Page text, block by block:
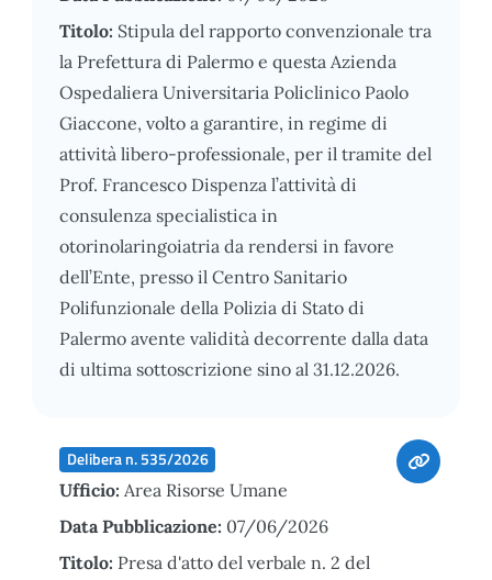
Titolo: Stipula del rapporto convenzionale tra
la Prefettura di Palermo e questa Azienda
Ospedaliera Universitaria Policlinico Paolo
Giaccone, volto a garantire, in regime di
attività libero-professionale, per il tramite del
Prof. Francesco Dispenza l’attività di
consulenza specialistica in
otorinolaringoiatria da rendersi in favore
dell’Ente, presso il Centro Sanitario
Polifunzionale della Polizia di Stato di
Palermo avente validità decorrente dalla data
di ultima sottoscrizione sino al 31.12.2026.
Delibera n. 535/2026
Ufficio: Area Risorse Umane
Data Pubblicazione: 07/06/2026
Titolo: Presa d'atto del verbale n. 2 del